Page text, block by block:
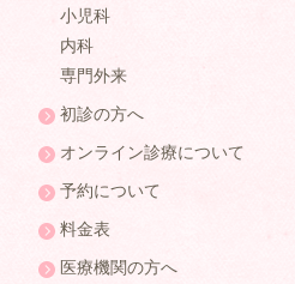
小児科
内科
専門外来
初診の方へ
オンライン診療について
予約について
料金表
医療機関の方へ